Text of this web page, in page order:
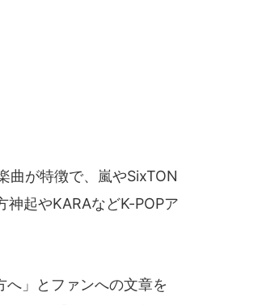
曲が特徴で、嵐やSixTON
起やKARAなどK-POPア
」とファンへの文章を